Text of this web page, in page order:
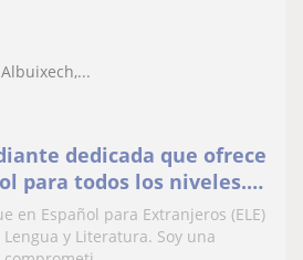
dedicada que ofrece
para todos los niveles.
una persona puntual,
en Español para Extranjeros (ELE)
y Literatura. Soy una